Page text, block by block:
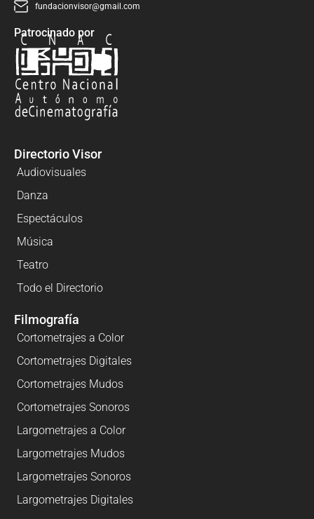
fundacionvisor@gmail.com
Patrocinado por
Directorio Visor
Audiovisuales
Danza
Espectáculos
Música
Teatro
Todo el Directorio
Filmografía
Cortometrajes a Color
Cortometrajes Digitales
Cortometrajes Mudos
Cortometrajes Sonoros
Largometrajes a Color
Largometrajes Mudos
Largometrajes Sonoros
Largometrajes Digitales